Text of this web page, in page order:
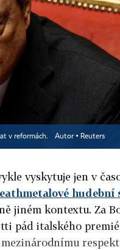
v reformách. Autor ▪ Reuters
vyskytuje jen v
hudební
jiném kontextu. Za
pád italského